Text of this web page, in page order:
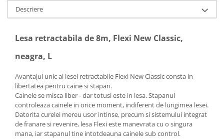
Descriere
Lesa retractabila de 8m, Flexi New Classic,
neagra, L
Avantajul unic al lesei retractabile Flexi New Classic consta in
libertatea pentru caine si stapan.
Cainele se misca liber - dar totusi este in lesa. Stapanul
controleaza cainele in orice moment, indiferent de lungimea lesei.
Datorita curelei mereu usor intinse, precum si sistemului integrat
de franare si revenire, lesa Flexi este manevrata cu o singura
mana, iar stapanul tine intotdeauna cainele sub control.